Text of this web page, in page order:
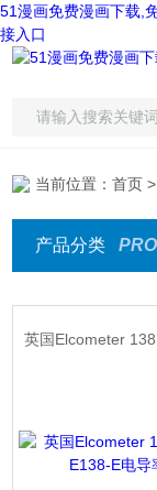
51漫画免费漫画下载,
接入口
当前位置：首页
产品分类